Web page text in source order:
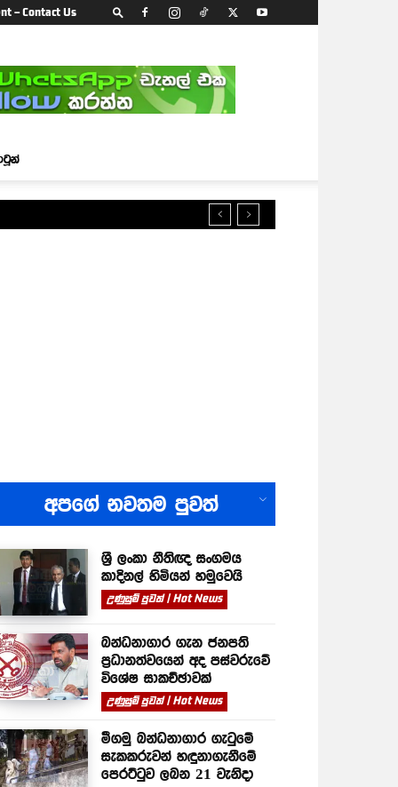
– Contact Us
අපගේ නවතම පුවත්
ශ්‍රී ලංකා නීතිඥ සංගමය
කාදිනල් හිමියන් හමුවෙයි
උණුසුම් පුවත් | Hot News
බන්ධනාගාර ගැන ජනපති
ප්‍රධානත්වයෙන් අද පස්වරුවේ
විශේෂ සාකච්ඡාවක්
උණුසුම් පුවත් | Hot News
මීගමු බන්ධනාගාර ගැටුමේ
සැකකරුවන් හඳුනාගැනීමේ
පෙරට්ටුව ලබන 21 වැනිදා